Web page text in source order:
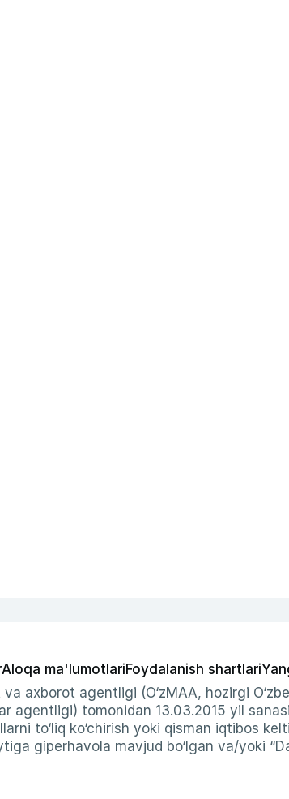
Aloqa ma'lumotlariFoydalanish shartlari
axborot agentligi (O‘zMAA, hozirgi
agentligi) tomonidan 13.03.2015 yil
to‘liq ko‘chirish yoki qisman iqtibos
giperhavola mavjud bo‘lgan va/yoki